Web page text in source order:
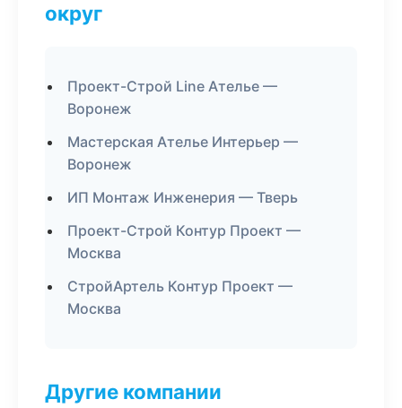
округ
Проект-Строй Line Ателье —
Воронеж
Мастерская Ателье Интерьер —
Воронеж
ИП Монтаж Инженерия — Тверь
Проект-Строй Контур Проект —
Москва
СтройАртель Контур Проект —
Москва
Другие компании